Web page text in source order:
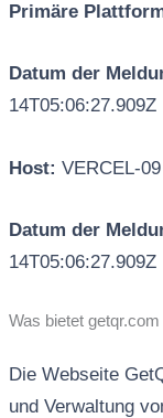
Primäre
Datum der
14T05:06:27.909Z
Host: VERCEL-09
Datum der
14T05:06:27.909Z
Was bietet getqr.com
Die Webseite
und Verwaltung